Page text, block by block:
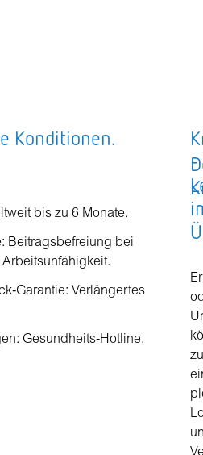
Konditionen.
bis zu 6 Monate.
Beitragsbefreiung bei
Verlängertes
Gesundheits‐Hotline,
-
zu